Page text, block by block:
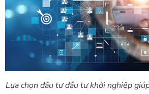
Lựa chọn đầu tư đầu tư khởi nghiệp